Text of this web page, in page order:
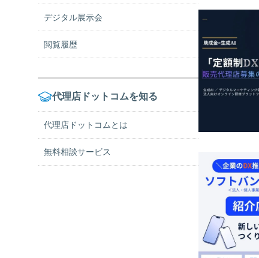
エコ・省エネ
コロナ対策
建材・床材・屋根修理
コスト削減・節税
補助金・助成金
デジタル展示会
閲覧履歴
代理店ドットコムを知る
代理店ドットコムとは
無料相談サービス